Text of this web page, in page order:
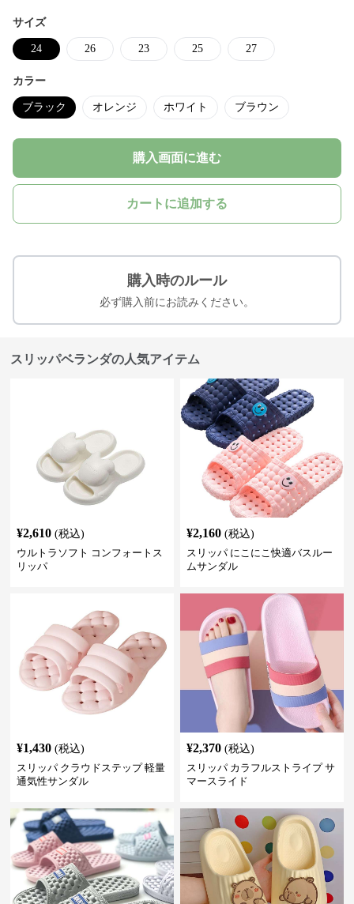
サイズ
24 26 23 25 27
カラー
ブラック オレンジ ホワイト ブラウン
購入画面に進む
カートに追加する
購入時のルール
必ず購入前にお読みください。
スリッパベランダの人気アイテム
¥2,610 (税込)
ウルトラソフト コンフォートス
リッパ
¥2,160 (税込)
スリッパ にこにこ快適バスルー
ムサンダル
¥1,430 (税込)
スリッパ クラウドステップ 軽量
通気性サンダル
¥2,370 (税込)
スリッパ カラフルストライプ サ
マースライド